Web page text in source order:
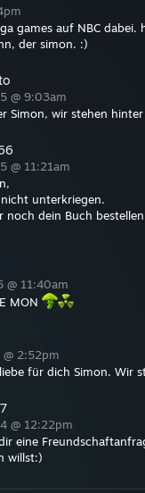
games auf NBC
der simon. :)
@ 9:03am
Simon, wir stehen
@ 11:21am
nicht unterkriegen.
noch dein Buch
@ 11:40am
MON
2:52pm
für dich Simon. Wir
@ 12:22pm
eine
willst:)